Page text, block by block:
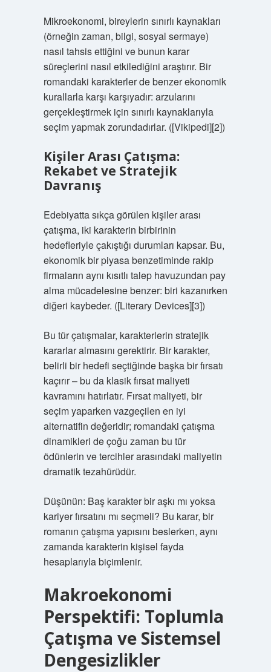
Mikroekonomi, bireylerin sınırlı kaynakları
(örneğin zaman, bilgi, sosyal sermaye)
nasıl tahsis ettiğini ve bunun karar
süreçlerini nasıl etkilediğini araştırır. Bir
romandaki karakterler de benzer ekonomik
kurallarla karşı karşıyadır: arzularını
gerçekleştirmek için sınırlı kaynaklarıyla
seçim yapmak zorundadırlar. ([Vikipedi][2])
Kişiler Arası Çatışma:
Rekabet ve Stratejik
Davranış
Edebiyatta sıkça görülen kişiler arası
çatışma, iki karakterin birbirinin
hedefleriyle çakıştığı durumları kapsar. Bu,
ekonomik bir piyasa benzetiminde rakip
firmaların aynı kısıtlı talep havuzundan pay
alma mücadelesine benzer: biri kazanırken
diğeri kaybeder. ([Literary Devices][3])
Bu tür çatışmalar, karakterlerin stratejik
kararlar almasını gerektirir. Bir karakter,
belirli bir hedefi seçtiğinde başka bir fırsatı
kaçırır – bu da klasik fırsat maliyeti
kavramını hatırlatır. Fırsat maliyeti, bir
seçim yaparken vazgeçilen en iyi
alternatifin değeridir; romandaki çatışma
dinamikleri de çoğu zaman bu tür
ödünlerin ve tercihler arasındaki maliyetin
dramatik tezahürüdür.
Düşünün: Baş karakter bir aşkı mı yoksa
kariyer fırsatını mı seçmeli? Bu karar, bir
romanın çatışma yapısını beslerken, aynı
zamanda karakterin kişisel fayda
hesaplarıyla biçimlenir.
Makroekonomi
Perspektifi: Toplumla
Çatışma ve Sistemsel
Dengesizlikler